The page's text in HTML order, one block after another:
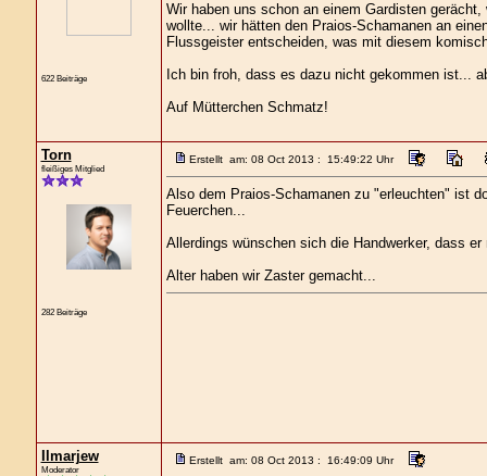
622 Beiträge
Wir haben uns schon an einem Gardisten
wollte... wir hätten den Praios-Schamanen an
Flussgeister entscheiden, was mit diesem
Ich bin froh, dass es dazu nicht gekommen ist...
Auf Mütterchen Schmatz!
Torn
fleißiges Mitglied
282 Beiträge
Erstellt am: 08 Oct 2013 : 15:49:22 Uhr
Also dem Praios-Schamanen zu "erleuchten" ist
Feuerchen...
Allerdings wünschen sich die Handwerker, dass
Alter haben wir Zaster gemacht...
Ilmarjew
Moderator
Erstellt am: 08 Oct 2013 : 16:49:09 Uhr